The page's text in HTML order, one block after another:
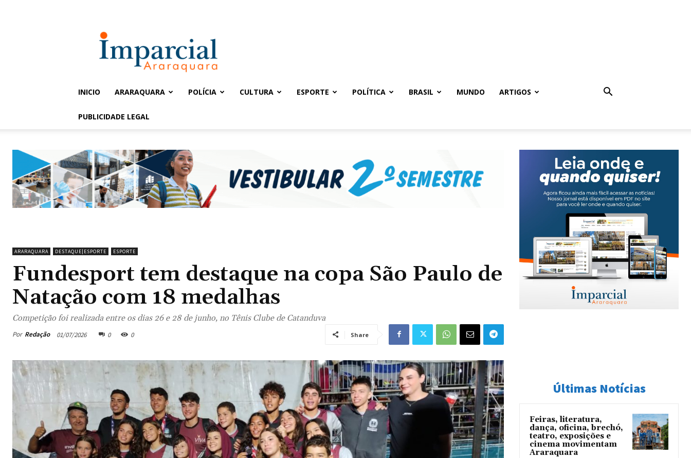
Imparcial
INICIO ARARAQUARA POLÍCIA CULTURA ESPORTE POLÍTICA BRASIL MUNDO ARTIGOS
PUBLICIDADE LEGAL
ARARAQUARA DESTAQUE|ESPORTE ESPORTE
Fundesport tem destaque na copa São Paulo de
Natação com 18 medalhas
Competição foi realizada entre os dias 26 e 28 de junho, no Tênis Clube de Catanduva
Por Redação 01/07/2026 0 0 Share
Últimas Notícias
Feiras, literatura,
dança, oficina, brechó,
teatro, exposições e
cinema movimentam
Araraquara